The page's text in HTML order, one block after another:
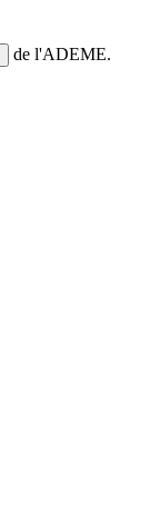
de l'ADEME.